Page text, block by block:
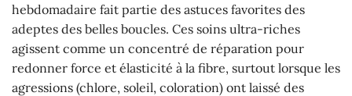
hebdomadaire fait partie des astuces favorites des
adeptes des belles boucles. Ces soins ultra-riches
agissent comme un concentré de réparation pour
redonner force et élasticité à la fibre, surtout lorsque les
agressions (chlore, soleil, coloration) ont laissé des